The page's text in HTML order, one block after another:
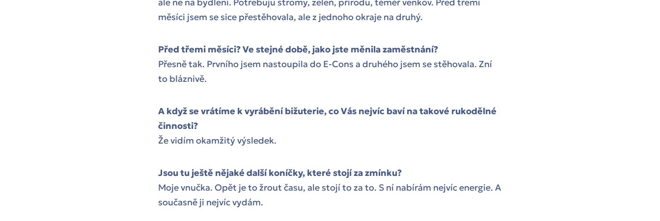
ale ne na bydlení. Potřebuju stromy, zeleň, přírodu, téměř venkov. Před třemi
měsíci jsem se sice přestěhovala, ale z jednoho okraje na druhý.
Před třemi měsíci? Ve stejné době, jako jste měnila zaměstnání?
Přesně tak. Prvního jsem nastoupila do E-Cons a druhého jsem se stěhovala. Zní
to bláznivě.
A když se vrátíme k vyrábění bižuterie, co Vás nejvíc baví na takové rukodělné
činnosti?
Že vidím okamžitý výsledek.
Jsou tu ještě nějaké další koníčky, které stojí za zmínku?
Moje vnučka. Opět je to žrout času, ale stojí to za to. S ní nabírám nejvíc energie. A
současně ji nejvíc vydám.